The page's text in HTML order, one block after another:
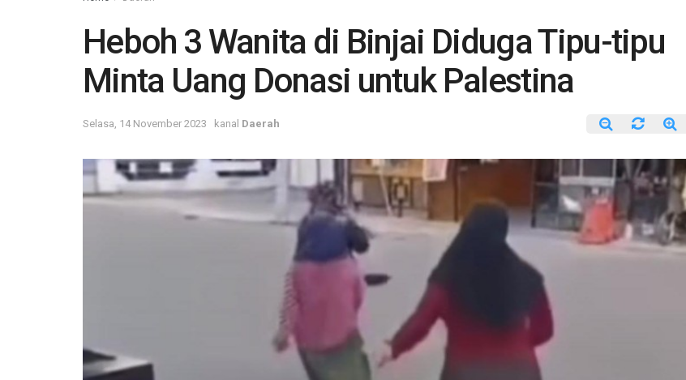
Heboh 3 Wanita di Binjai Diduga Tipu-tipu
Minta Uang Donasi untuk Palestina
Selasa, 14 November 2023 kanal Daerah